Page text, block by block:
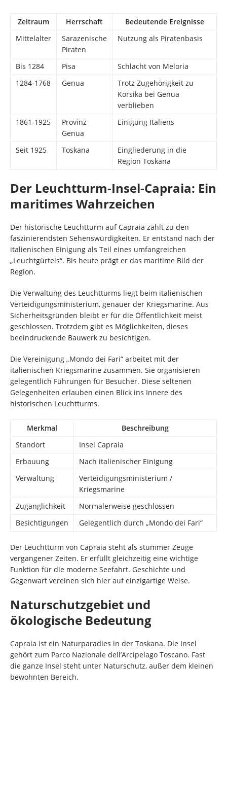
Zeitraum Herrschaft
Bedeutende Ereignisse
Mittelalter
Sarazenische
Piraten
Nutzung als Piratenbasis
Bis 1284 Pisa
Schlacht von Meloria
1284-1768
Genua
Trotz Zugehörigkeit zu
Korsika bei Genua
verblieben
1861-1925
Provinz
Genua
Einigung Italiens
Seit 1925 Toskana
Eingliederung in die
Region Toskana
Der Leuchtturm-Insel-Capraia: Ein
maritimes Wahrzeichen
Der historische Leuchtturm auf Capraia zählt zu den
faszinierendsten Sehenswürdigkeiten. Er entstand nach der
italienischen Einigung als Teil eines umfangreichen
„Leuchtgürtels“. Bis heute prägt er das maritime Bild der
Region.
Die Verwaltung des Leuchtturms liegt beim italienischen
Verteidigungsministerium, genauer der Kriegsmarine. Aus
Sicherheitsgründen bleibt er für die Öffentlichkeit meist
geschlossen. Trotzdem gibt es Möglichkeiten, dieses
beeindruckende Bauwerk zu besichtigen.
Die Vereinigung „Mondo dei Fari“ arbeitet mit der
italienischen Kriegsmarine zusammen. Sie organisieren
gelegentlich Führungen für Besucher. Diese seltenen
Gelegenheiten erlauben einen Blick ins Innere des
historischen Leuchtturms.
Merkmal
Beschreibung
Standort
Insel Capraia
Erbauung
Nach italienischer Einigung
Verwaltung
Verteidigungsministerium /
Kriegsmarine
Zugänglichkeit
Normalerweise geschlossen
Besichtigungen
Gelegentlich durch „Mondo dei Fari“
Der Leuchtturm von Capraia steht als stummer Zeuge
vergangener Zeiten. Er erfüllt gleichzeitig eine wichtige
Funktion für die moderne Seefahrt. Geschichte und
Gegenwart vereinen sich hier auf einzigartige Weise.
Naturschutzgebiet und
ökologische Bedeutung
Capraia ist ein Naturparadies in der Toskana. Die Insel
gehört zum Parco Nazionale dell’Arcipelago Toscano. Fast
die ganze Insel steht unter Naturschutz, außer dem kleinen
bewohnten Bereich.